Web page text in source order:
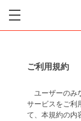
ご利用規約
ユーザーのみ
サービスをご利
て、本規約の内